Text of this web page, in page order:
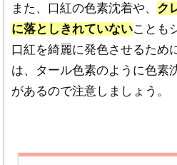
致します。
・各内容に合うクリニック
ておりますが、特集を組む
上内容に偏りが生じること
さらに多くの情報をお探し
また、口紅の色素沈着や、 ク
に落としきれていないことも
口紅を綺麗に発色させるため
は、タール色素のように色素
があるので注意しましょう。